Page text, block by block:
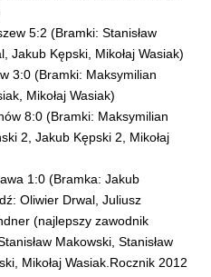
5:2 (Bramki: Stanisław
Jakub Kępski, Mikołaj Wasiak)
3:0 (Bramki: Maksymilian
Mikołaj Wasiak)
8:0 (Bramki: Maksymilian
2, Jakub Kępski 2, Mikołaj
1:0 (Bramka: Jakub
Oliwier Drwal, Juliusz
(najlepszy zawodnik
Makowski, Stanisław
Mikołaj Wasiak.Rocznik 2012